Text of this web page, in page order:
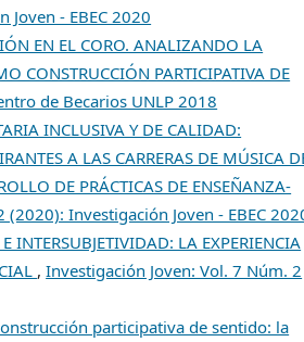
- EBEC 2020
EN EL CORO. ANALIZANDO LA
CONSTRUCCIÓN PARTICIPATIVA DE
de Becarios UNLP 2018
INCLUSIVA Y DE CALIDAD:
A LAS CARRERAS DE MÚSICA
DE PRÁCTICAS DE ENSEÑANZA-
Investigación Joven - EBEC
INTERSUBJETIVIDAD: LA EXPERIENCIA
,Investigación Joven: Vol. 7 Núm. 2
participativa de sentido: la